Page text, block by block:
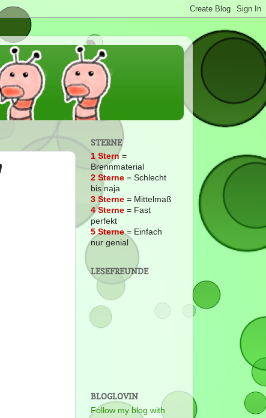
STERNE
1 Stern =
Brennmaterial
2 Sterne = Schlecht
bis naja
3 Sterne = Mittelmaß
4 Sterne = Fast
perfekt
5 Sterne= Einfach
nur genial
LESEFREUNDE
BLOGLOVIN
Follow my blog with